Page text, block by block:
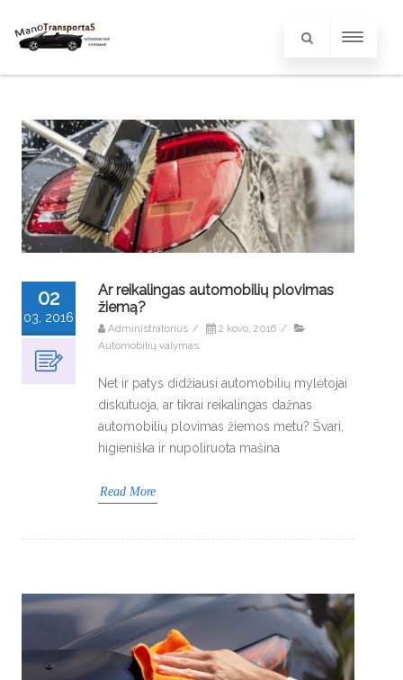
02
03, 2016
Ar reikalingas automobilių plovimas
žiemą?
Administratorius / 2 kovo, 2016 /
Automobilių valymas
Net ir patys didžiausi automobilių mylėtojai
diskutuoja, ar tikrai reikalingas dažnas
automobilių plovimas žiemos metu? Švari,
higieniška ir nupoliruota mašina
Read More